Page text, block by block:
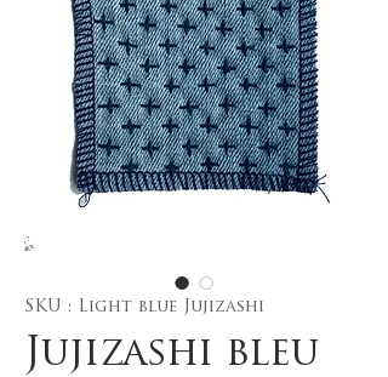
SKU : Light blue Jujizashi
Jujizashi bleu